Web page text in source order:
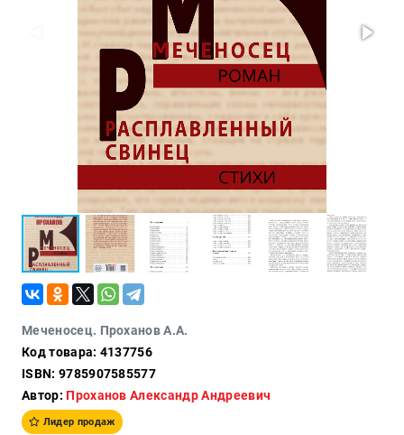
Меченосец. Проханов А.А.
Код товара: 4137756
ISBN: 9785907585577
Автор: Проханов Александр Андреевич
Лидер продаж
биографии
литература
Мир
будущего
Публицистика
Коллекционные
Проза
Тайное и
непознанное
Образ